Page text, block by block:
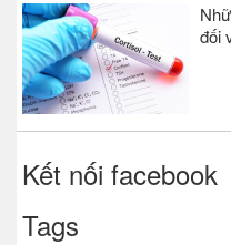
đối
Kết nối facebook
Tags